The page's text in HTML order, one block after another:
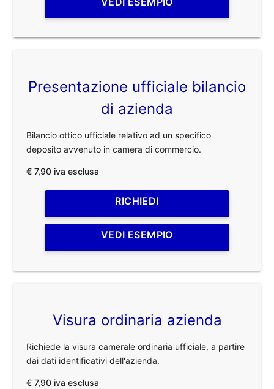
Presentazione ufficiale bilancio
di azienda
Bilancio ottico ufficiale relativo ad un specifico
deposito avvenuto in camera di commercio.
€ 7,90 iva esclusa
RICHIEDI
VEDI ESEMPIO
Visura ordinaria azienda
Richiede la visura camerale ordinaria ufficiale, a partire
dai dati identificativi dell'azienda.
€ 7,90 iva esclusa